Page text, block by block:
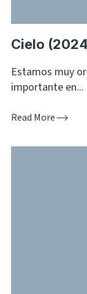
Cielo
Estamos muy
importante en...
Read More